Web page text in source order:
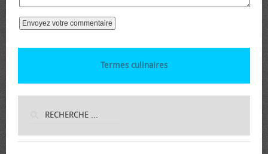
Termes culinaires